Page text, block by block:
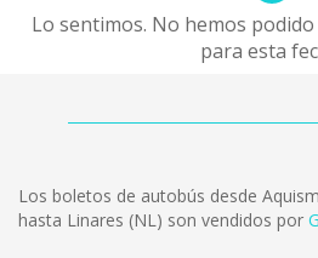
Lo sentimos. No hemos
para esta
Los boletos de autobús desde
hasta Linares (NL) son vendidos por